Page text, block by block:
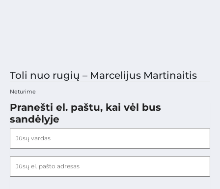
Toli nuo rugių – Marcelijus Martinaitis
Neturime
Pranešti el. paštu, kai vėl bus
sandėlyje